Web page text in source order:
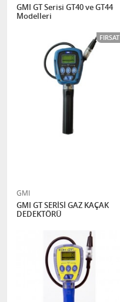
GMI GT Serisi GT40 ve GT44
Modelleri
FIRSAT
GMI
GMI GT SERİSİ GAZ KAÇAK
DEDEKTÖRÜ